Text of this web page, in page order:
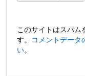
このサイトはスパム
す。
コメントデータ
い。